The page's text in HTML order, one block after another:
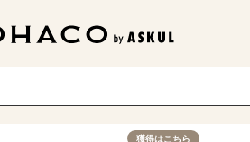
獲得はこちら